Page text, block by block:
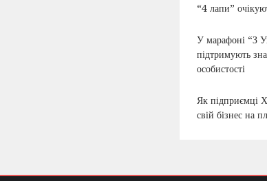
“4 лапи”
У марафоні “З
підтримують
особистості
Як підприємці
свій бізнес на